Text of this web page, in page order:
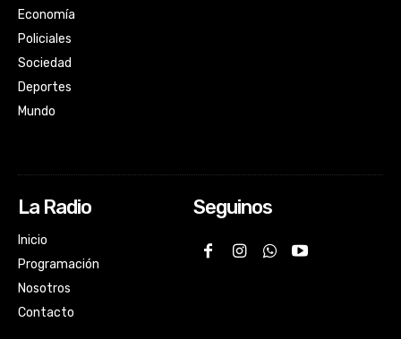
Economía
Policiales
Sociedad
Deportes
Mundo
La Radio
Inicio
Programación
Nosotros
Contacto
Seguinos